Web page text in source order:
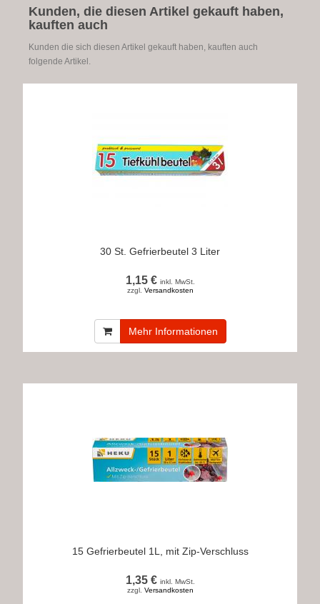
Kunden, die diesen Artikel gekauft haben,
kauften auch
Kunden die sich diesen Artikel gekauft haben, kauften auch
folgende Artikel.
30 St. Gefrierbeutel 3 Liter
1,15 € inkl. MwSt.
zzgl. Versandkosten
Mehr Informationen
15 Gefrierbeutel 1L, mit Zip-Verschluss
1,35 € inkl. MwSt.
zzgl. Versandkosten